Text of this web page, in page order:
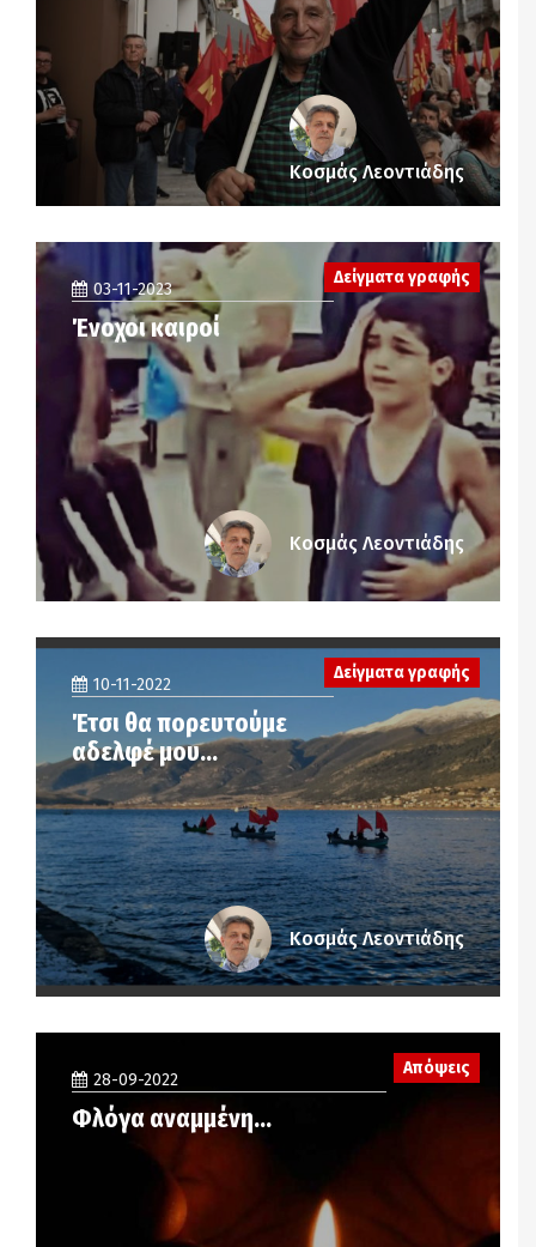
Κοσμάς Λεοντιάδης
03-11-2023
Ένοχοι καιροί
Δείγματα γραφής
Κοσμάς Λεοντιάδης
10-11-2022
Έτσι θα πορευτούμε
αδελφέ μου…
Δείγματα γραφής
Κοσμάς Λεοντιάδης
Απόψεις
28-09-2022
Φλόγα αναμμένη…